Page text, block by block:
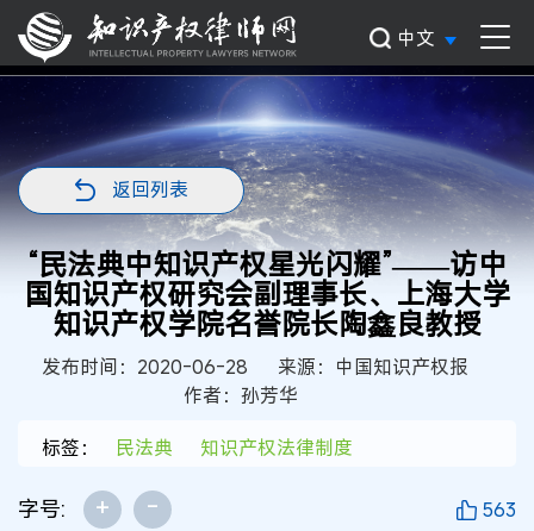
中文
返回列表
“民法典中知识产权星光闪耀”——访中
国知识产权研究会副理事长、上海大学
知识产权学院名誉院长陶鑫良教授
发布时间：2020-06-28
来源：中国知识产权报
作者：孙芳华
标签：
民法典 知识产权法律制度
字号: + - 563